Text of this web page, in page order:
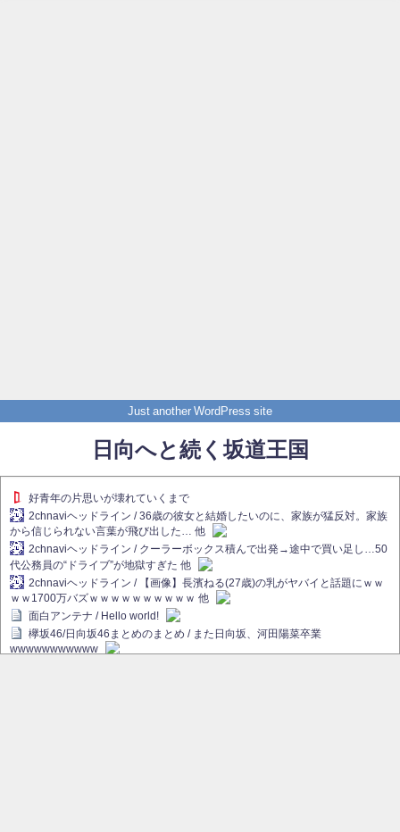
Just another WordPress site
日向へと続く坂道王国
好青年の片思いが壊れていくまで
2chnaviヘッドライン / 36歳の彼女と結婚したいのに、家族が猛反対。家族
から信じられない言葉が飛び出した… 他
2chnaviヘッドライン / クーラーボックス積んで出発→途中で買い足し…50
代公務員の“ドライブ”が地獄すぎた 他
2chnaviヘッドライン / 【画像】長濱ねる(27歳)の乳がヤバイと話題にｗｗ
ｗｗ1700万バズｗｗｗｗｗｗｗｗｗｗ 他
面白アンテナ / Hello world!
欅坂46/日向坂46まとめのまとめ / また日向坂、河田陽菜卒業
wwwwwwwwwww